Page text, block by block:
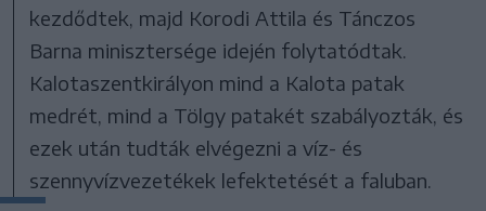
kezdődtek, majd Korodi Attila és Tánczos
Barna minisztersége idején folytatódtak.
Kalotaszentkirályon mind a Kalota patak
medrét, mind a Tölgy patakét szabályozták, és
ezek után tudták elvégezni a víz- és
szennyvízvezetékek lefektetését a faluban.